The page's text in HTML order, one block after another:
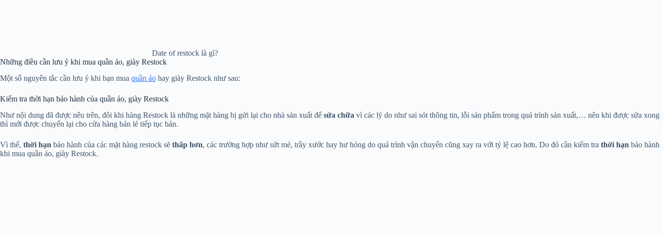
Date of restock là gì?
Những điều cần lưu ý khi mua quần áo, giày Restock
Một số nguyên tắc cần lưu ý khi bạn mua quần áo hay giày Restock như sau:
Kiểm tra thời hạn bảo hành của quần áo, giày Restock
Như nội dung đã được nêu trên, đôi khi hàng Restock là những mặt hàng bị gửi lại cho nhà sản xuất để sửa chữa vì các lý do như sai sót thông tin, lỗi sản phẩm trong quá trình sản xuất,… nên khi được sửa xong
thì mới được chuyển lại cho cửa hàng bán lẻ tiếp tục bán.
Vì thế, thời hạn bảo hành của các mặt hàng restock sẽ thấp hơn, các trường hợp như sứt mẻ, trầy xước hay hư hỏng do quá trình vận chuyển cũng xay ra với tỷ lệ cao hơn. Do đó cần kiểm tra thời hạn bảo hành
khi mua quần áo, giày Restock.